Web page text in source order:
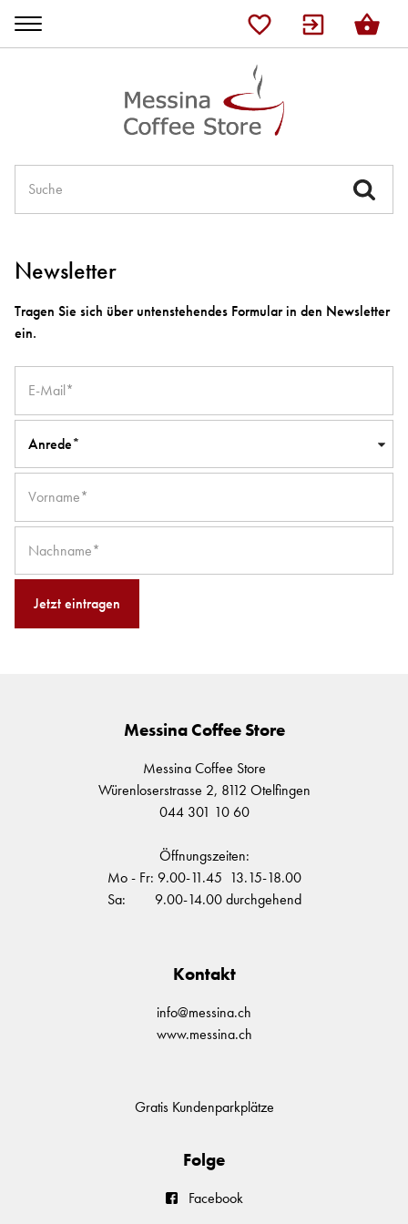
Ascaso
Kaffee
Vermietung
Service
Über uns
Newsletter
Tragen Sie sich über untenstehendes Formular in den Newsletter
ein.
Anrede*
Frau
Anrede*
Messina Coffee Store
Messina Coffee Store
Würenloserstrasse 2, 8112 Otelfingen
044 301 10 60
Öffnungszeiten:
Mo - Fr: 9.00-11.45 13.15-18.00
Sa: 9.00-14.00 durchgehend
Kontakt
info@messina.ch
www.messina.ch
Gratis Kundenparkplätze
Folge
Facebook